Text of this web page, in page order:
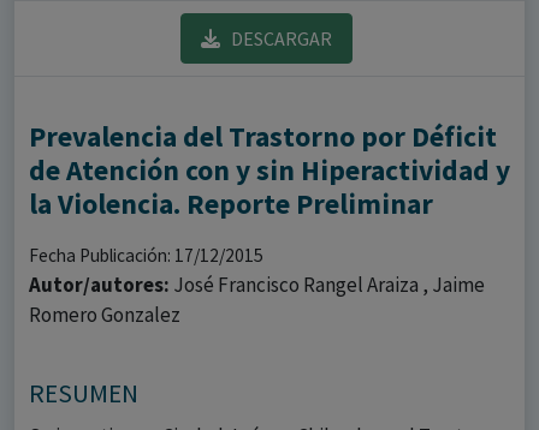
DESCARGAR
Prevalencia del Trastorno por Déficit
de Atención con y sin Hiperactividad y
la Violencia. Reporte Preliminar
Fecha Publicación: 17/12/2015
Autor/autores: José Francisco Rangel Araiza , Jaime
Romero Gonzalez
RESUMEN